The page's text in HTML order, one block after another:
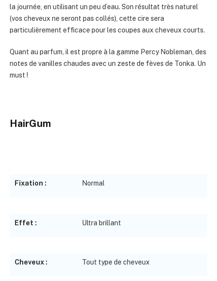
la journée, en utilisant un peu d’eau. Son résultat très naturel
(vos cheveux ne seront pas collés), cette cire sera
particulièrement efficace pour les coupes aux cheveux courts.
Quant au parfum, il est propre à la gamme Percy Nobleman, des
notes de vanilles chaudes avec un zeste de fèves de Tonka. Un
must !
HairGum
Fixation : Normal
Effet : Ultra brillant
Cheveux : Tout type de cheveux